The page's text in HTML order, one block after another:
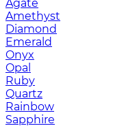
Agate
Amethyst
Diamond
Emerald
Onyx
Opal
Ruby
Quartz
Rainbow
Sapphire